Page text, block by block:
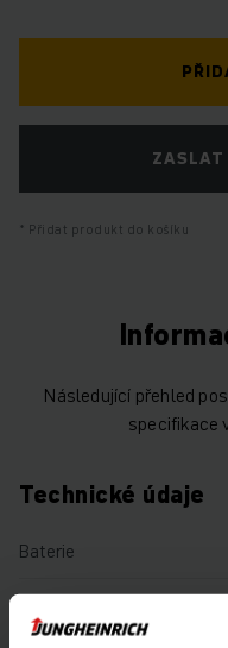
ZASLAT
Přidat produkt do košíku
Následující přehled
specifikace
Technické údaje
Baterie